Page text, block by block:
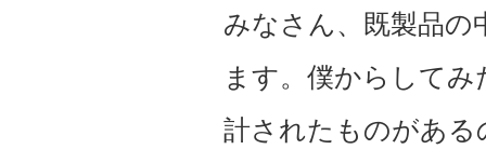
みなさん、既製品の
ます。僕からして
計されたものがあ